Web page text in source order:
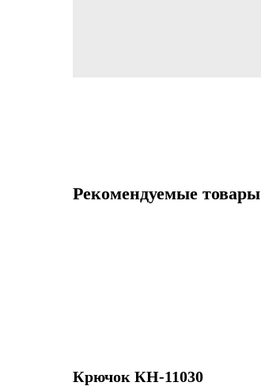
Рекомендуемые товары
Крючок КН-11030